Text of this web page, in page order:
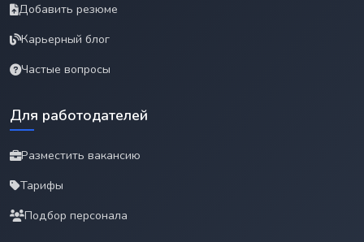
Добавить резюме
Карьерный блог
Частые вопросы
Для работодателей
Разместить вакансию
Тарифы
Подбор персонала